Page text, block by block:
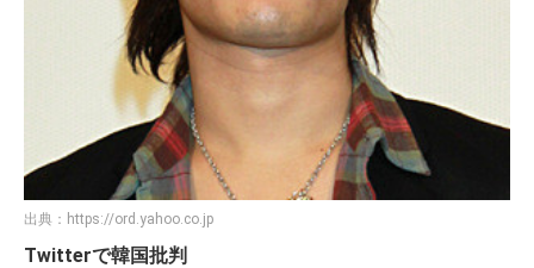
出典： https://ord.yahoo.co.jp
Twitterで韓国批判